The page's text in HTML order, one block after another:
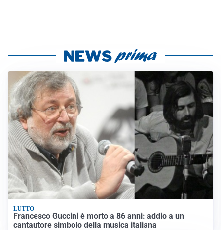
LUTTO
Francesco Guccini è morto a 86 anni: addio a un
cantautore simbolo della musica italiana